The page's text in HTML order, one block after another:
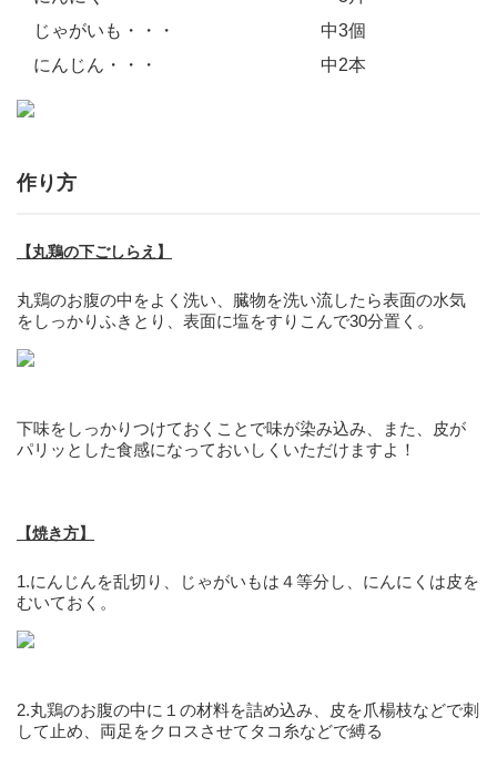
じゃがいも・・・
中3個
にんじん・・・
中2本
作り方
【丸鶏の下ごしらえ】
丸鶏のお腹の中をよく洗い、臓物を洗い流したら表面の水気
をしっかりふきとり、表面に塩をすりこんで30分置く。
下味をしっかりつけておくことで味が染み込み、また、皮が
パリッとした食感になっておいしくいただけますよ！
【焼き方】
1.にんじんを乱切り、じゃがいもは４等分し、にんにくは皮を
むいておく。
2.丸鶏のお腹の中に１の材料を詰め込み、皮を爪楊枝などで刺
して止め、両足をクロスさせてタコ糸などで縛る